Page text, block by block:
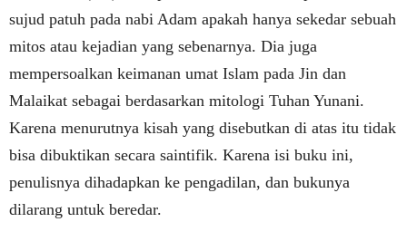
sujud patuh pada nabi Adam apakah hanya sekedar sebuah
mitos atau kejadian yang sebenarnya. Dia juga
mempersoalkan keimanan umat Islam pada Jin dan
Malaikat sebagai berdasarkan mitologi Tuhan Yunani.
Karena menurutnya kisah yang disebutkan di atas itu tidak
bisa dibuktikan secara saintifik. Karena isi buku ini,
penulisnya dihadapkan ke pengadilan, dan bukunya
dilarang untuk beredar.